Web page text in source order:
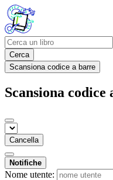
Cerca
Scansiona codice a barre
Scansiona codice
Cancella
Notifiche
Nome utente: